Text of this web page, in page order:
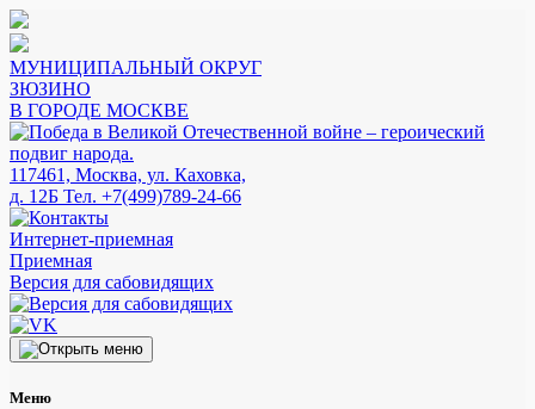
МУНИЦИПАЛЬНЫЙ ОКРУГ
ЗЮЗИНО
В ГОРОДЕ МОСКВЕ
117461, Москва, ул. Каховка,
д. 12Б Тел. +7(499)789-24-66
Интернет-приемная
Приемная
Версия для сабовидящих
Меню